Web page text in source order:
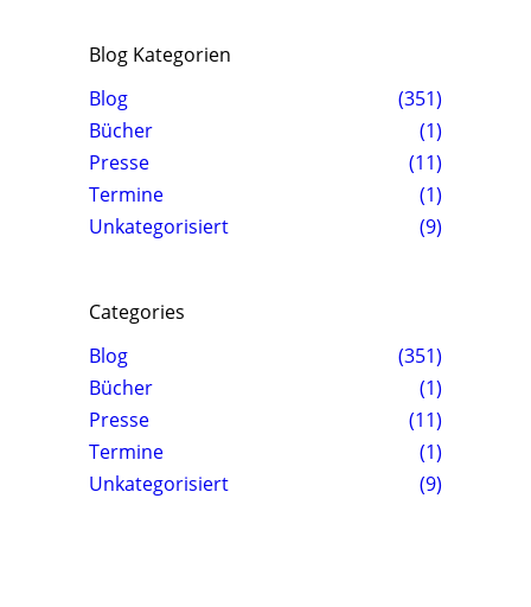
Blog Kategorien
Blog
(351)
Bücher
(1)
Presse
(11)
Termine
(1)
Unkategorisiert
(9)
Categories
Blog
(351)
Bücher
(1)
Presse
(11)
Termine
(1)
Unkategorisiert
(9)